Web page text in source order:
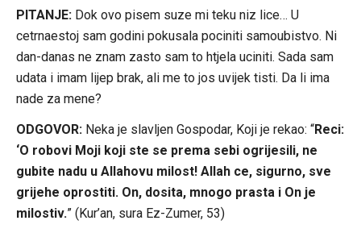
PITANJE:Dok ovo pisem suze mi teku niz lice… U
cetrnaestoj sam godini pokusala pociniti samoubistvo. Ni
dan-danas ne znam zasto sam to htjela uciniti. Sada sam
udata i imam lijep brak, ali me to jos uvijek tisti. Da li ima
nade za mene?
ODGOVOR: Neka je slavljen Gospodar, Koji je rekao: “Reci:
‘O robovi Moji koji ste se prema sebi ogrijesili, ne
gubite nadu u Allahovu milost! Allah ce, sigurno, sve
grijehe oprostiti. On, dosita, mnogo prasta i On je
milostiv.” (Kur’an, sura Ez-Zumer, 53)